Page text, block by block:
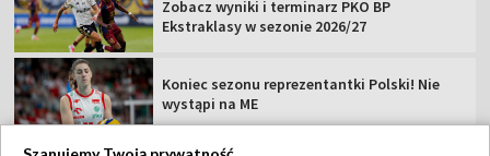
Zobacz wyniki i terminarz PKO BP
Ekstraklasy w sezonie 2026/27
Koniec sezonu reprezentantki Polski! Nie
wystąpi na ME